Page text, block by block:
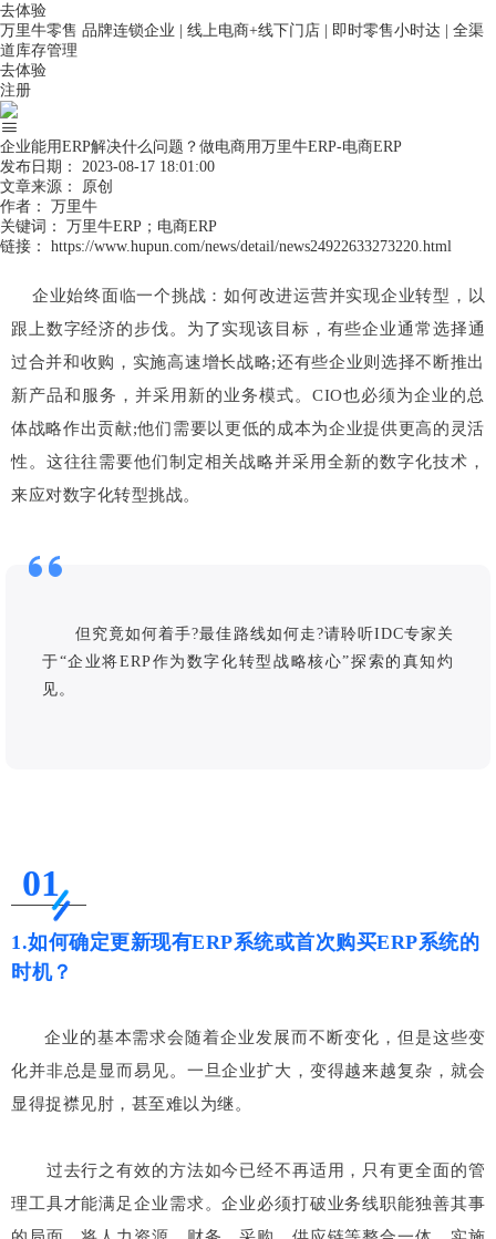
去体验
万里牛零售 品牌连锁企业 | 线上电商+线下门店 | 即时零售小时达 | 全渠
道库存管理
去体验
注册
企业能用ERP解决什么问题？做电商用万里牛ERP-电商ERP
发布日期：
2023-08-17 18:01:00
文章来源：
原创
作者：
万里牛
关键词：
万里牛ERP；电商ERP
链接：
https://www.hupun.com/news/detail/news24922633273220.html
企业始终面临一个挑战：如何改进运营并实现企业转型，以
跟上数字经济的步伐。为了实现该目标，有些企业通常选择通
过合并和收购，实施高速增长战略;还有些企业则选择不断推出
新产品和服务，并采用新的业务模式。CIO也必须为企业的总
体战略作出贡献;他们需要以更低的成本为企业提供更高的灵活
性。这往往需要他们制定相关战略并采用全新的数字化技术，
来应对数字化转型挑战。
但究竟如何着手?最佳路线如何走?请聆听IDC专家关
于“企业将ERP作为数字化转型战略核心”探索的真知灼
见。
01
1.如何确定更新现有ERP系统或首次购买ERP系统的
时机？
企业的基本需求会随着企业发展而不断变化，但是这些变
化并非总是显而易见。一旦企业扩大，变得越来越复杂，就会
显得捉襟见肘，甚至难以为继。
过去行之有效的方法如今已经不再适用，只有更全面的管
理工具才能满足企业需求。企业必须打破业务线职能独善其事